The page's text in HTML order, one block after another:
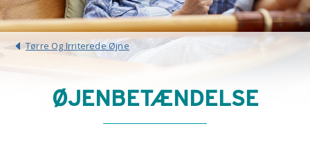
Tørre Og Irriterede Øjne
ØJENBETÆNDELSE